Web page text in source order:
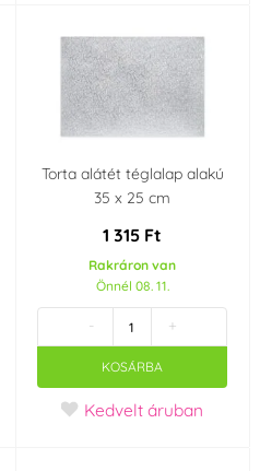
Torta alátét téglalap alakú
35 x 25 cm
1 315 Ft
Rakráron van
Önnél 08. 11.
- +
KOSÁRBA
Kedvelt áruban